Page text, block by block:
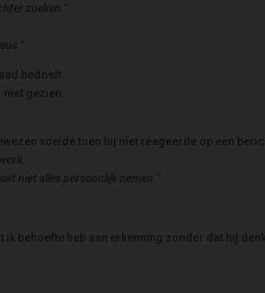
zoeken.”
bedoelt.
gezien.
voelde toen hij niet reageerde op een
niet alles persoonlijk nemen.”
ik behoefte heb aan erkenning zonder dat hij